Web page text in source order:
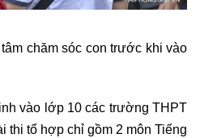
chăm sóc con trước khi vào
vào lớp 10 các trường THPT
thi tổ hợp chỉ gồm 2 môn Tiếng